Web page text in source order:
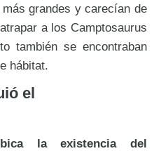
grandes y carecían de
a los Camptosaurus
también se encontraban
hábitat.
el
la existencia del